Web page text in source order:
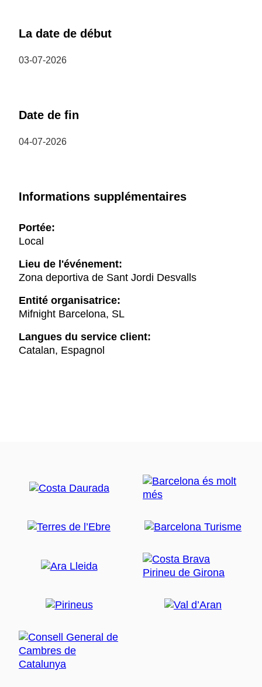
La date de début
03-07-2026
Date de fin
04-07-2026
Informations supplémentaires
Portée:
Local
Lieu de l'événement:
Zona deportiva de Sant Jordi Desvalls
Entité organisatrice:
Mifnight Barcelona, SL
Langues du service client:
Catalan, Espagnol